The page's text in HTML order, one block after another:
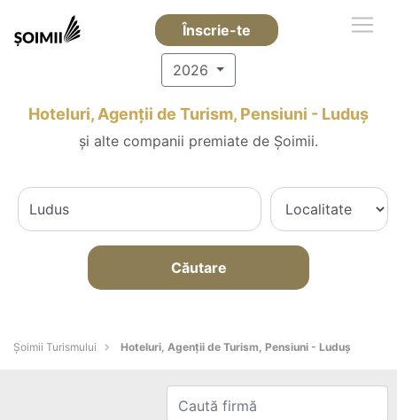
Înscrie-te
2026
Hoteluri, Agenții de Turism, Pensiuni - Luduş
și alte companii premiate de Șoimii.
Căutare
Șoimii Turismului Hoteluri, Agenții de Turism, Pensiuni - Luduş